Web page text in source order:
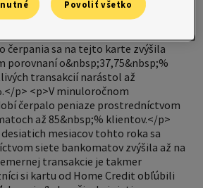
desiatimi mesiacmi
spoločnosť Home Credit
čerpania sa na tejto karte zvýšila
porovnaní o&nbsp;37,75&nbsp;%
transakcií narástol až
p> <p>V minuloročnom
čerpalo peniaze prostredníctvom
až 85&nbsp;% klientov.</p>
mesiacov tohto roka sa
siete bankomatov zvýšila až na
transakcie je takmer
si kartu od Home Credit obľúbili
Povoliť všetko